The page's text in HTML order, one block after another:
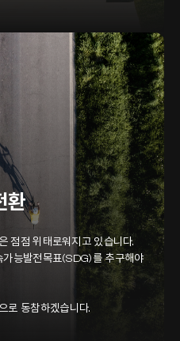
환
점점 위태로워지고 있습니다.
가능발전목표(SDG)를 추구해야
로 동참하겠습니다.